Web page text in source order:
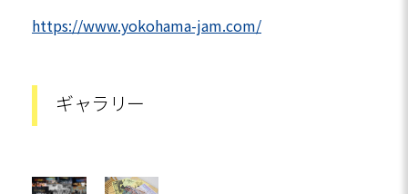
https://www.yokohama-jam.com/
ギャラリー